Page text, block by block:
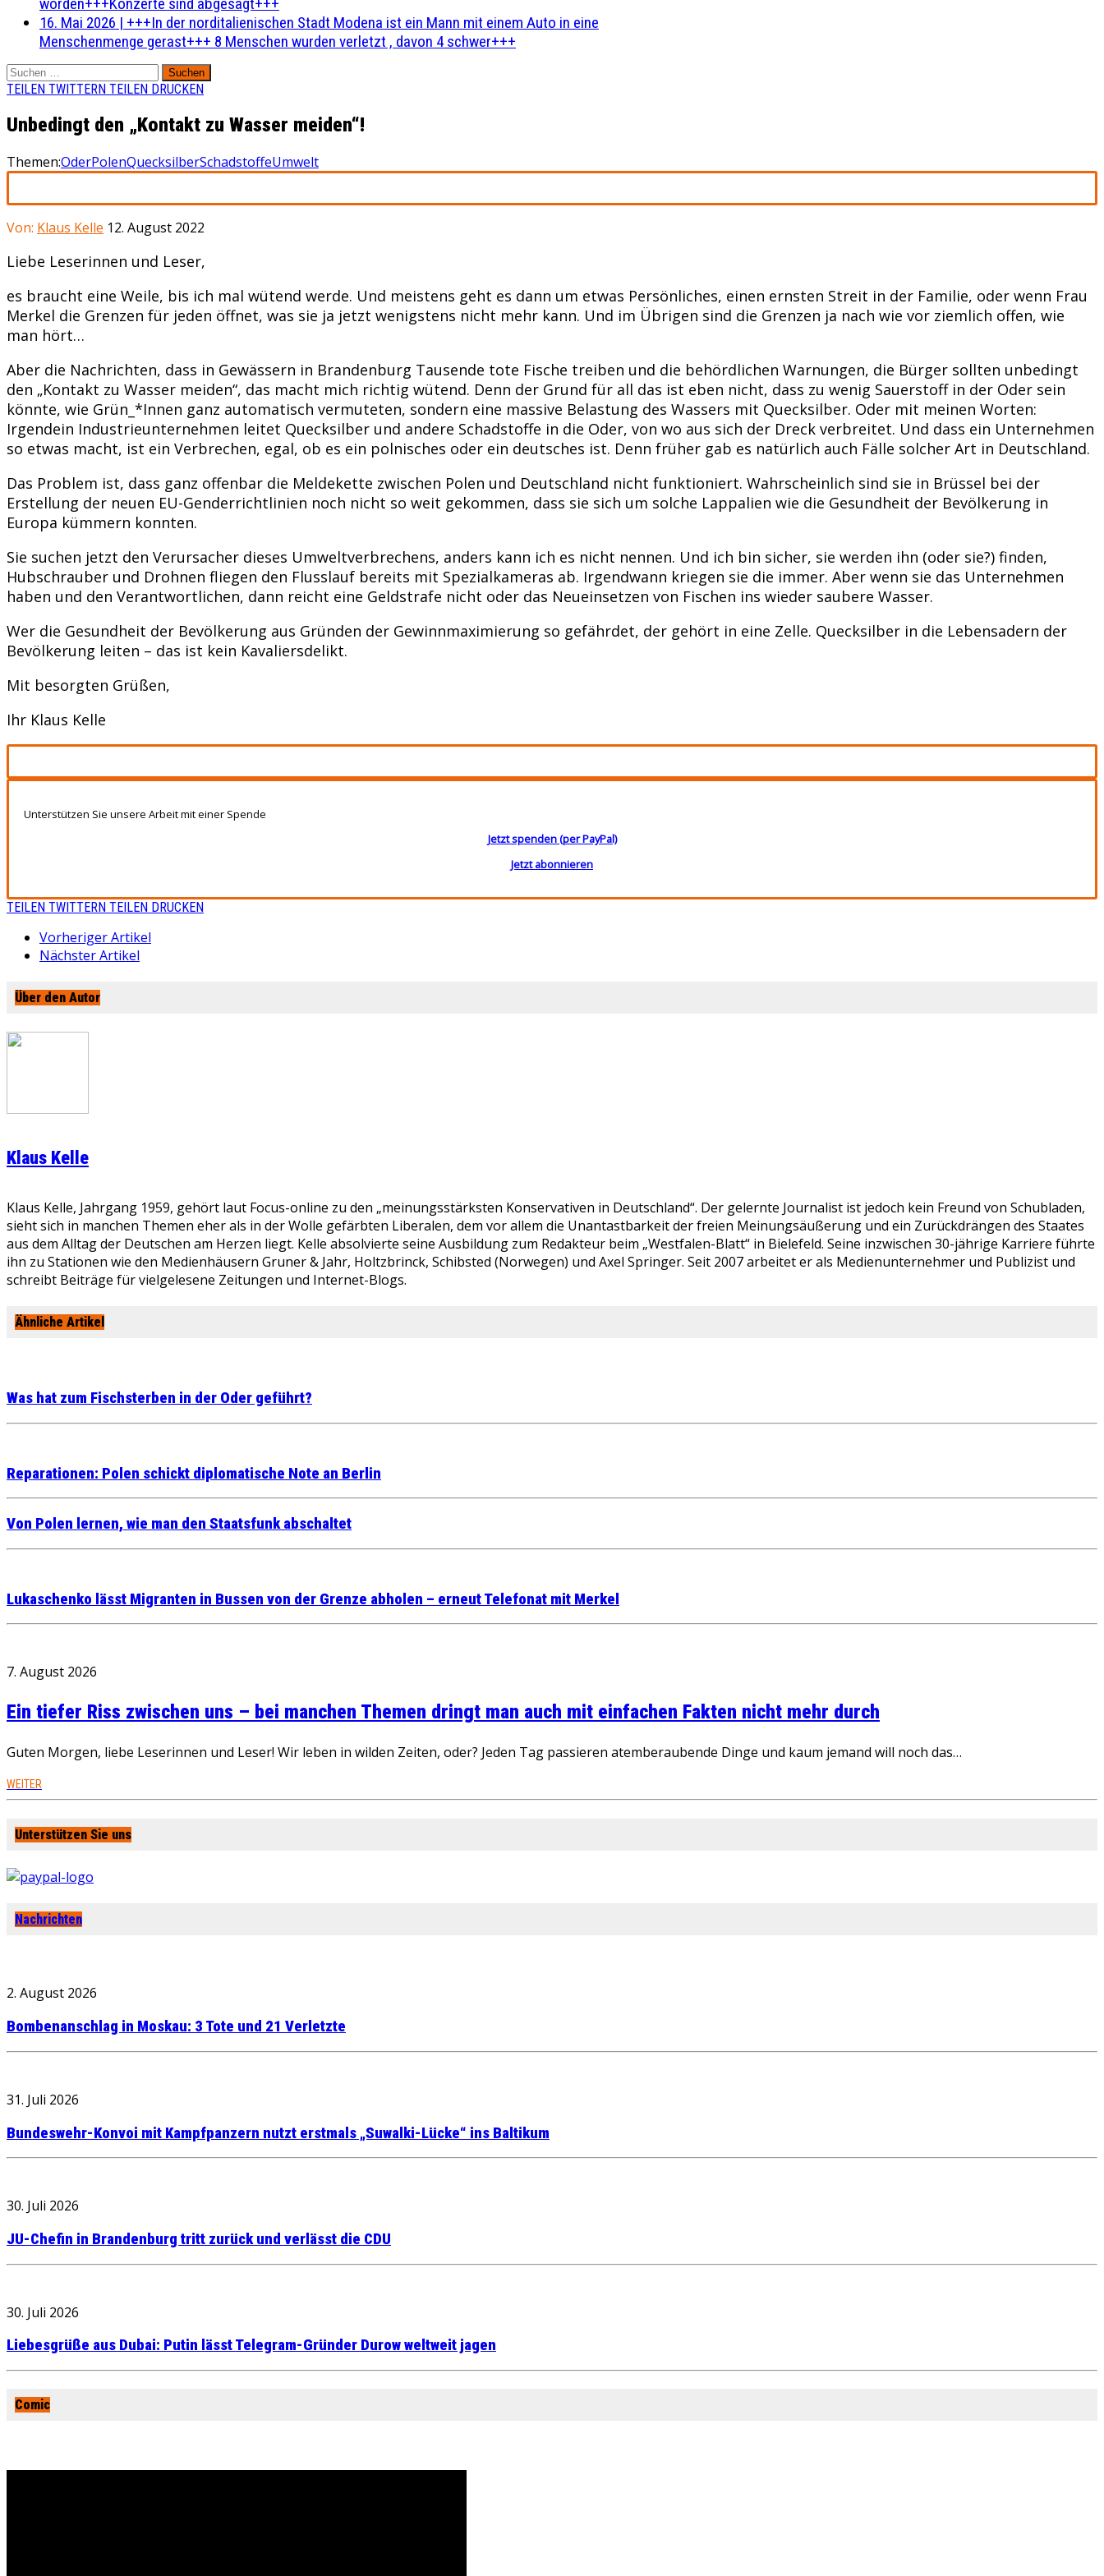
16. Mai 2026 | +++In der norditalienischen Stadt Modena ist ein Mann mit einem Auto in eine
Menschenmenge gerast+++ 8 Menschen wurden verletzt , davon 4 schwer+++
Suchen
nach:
TEILEN TWITTERN TEILEN DRUCKEN
Unbedingt den „Kontakt zu Wasser meiden“!
Themen:OderPolenQuecksilberSchadstoffeUmwelt
Von: Klaus Kelle 12. August 2022
Liebe Leserinnen und Leser,
es braucht eine Weile, bis ich mal wütend werde. Und meistens geht es dann um etwas Persönliches, einen ernsten Streit in der Familie, oder wenn Frau
Merkel die Grenzen für jeden öffnet, was sie ja jetzt wenigstens nicht mehr kann. Und im Übrigen sind die Grenzen ja nach wie vor ziemlich offen, wie
man hört…
Aber die Nachrichten, dass in Gewässern in Brandenburg Tausende tote Fische treiben und die behördlichen Warnungen, die Bürger sollten unbedingt
den „Kontakt zu Wasser meiden“, das macht mich richtig wütend. Denn der Grund für all das ist eben nicht, dass zu wenig Sauerstoff in der Oder sein
könnte, wie Grün_*Innen ganz automatisch vermuteten, sondern eine massive Belastung des Wassers mit Quecksilber. Oder mit meinen Worten:
Irgendein Industrieunternehmen leitet Quecksilber und andere Schadstoffe in die Oder, von wo aus sich der Dreck verbreitet. Und dass ein Unternehmen
so etwas macht, ist ein Verbrechen, egal, ob es ein polnisches oder ein deutsches ist. Denn früher gab es natürlich auch Fälle solcher Art in Deutschland.
Das Problem ist, dass ganz offenbar die Meldekette zwischen Polen und Deutschland nicht funktioniert. Wahrscheinlich sind sie in Brüssel bei der
Erstellung der neuen EU-Genderrichtlinien noch nicht so weit gekommen, dass sie sich um solche Lappalien wie die Gesundheit der Bevölkerung in
Europa kümmern konnten.
Sie suchen jetzt den Verursacher dieses Umweltverbrechens, anders kann ich es nicht nennen. Und ich bin sicher, sie werden ihn (oder sie?) finden,
Hubschrauber und Drohnen fliegen den Flusslauf bereits mit Spezialkameras ab. Irgendwann kriegen sie die immer. Aber wenn sie das Unternehmen
haben und den Verantwortlichen, dann reicht eine Geldstrafe nicht oder das Neueinsetzen von Fischen ins wieder saubere Wasser.
Wer die Gesundheit der Bevölkerung aus Gründen der Gewinnmaximierung so gefährdet, der gehört in eine Zelle. Quecksilber in die Lebensadern der
Bevölkerung leiten – das ist kein Kavaliersdelikt.
Mit besorgten Grüßen,
Ihr Klaus Kelle
Unterstützen Sie unsere Arbeit mit einer Spende
Jetzt spenden (per PayPal)
Jetzt abonnieren
TEILEN TWITTERN TEILEN DRUCKEN
Vorheriger Artikel
Nächster Artikel
Über den Autor
Klaus Kelle
Klaus Kelle, Jahrgang 1959, gehört laut Focus-online zu den „meinungsstärksten Konservativen in Deutschland“. Der gelernte Journalist ist jedoch kein Freund von Schubladen,
sieht sich in manchen Themen eher als in der Wolle gefärbten Liberalen, dem vor allem die Unantastbarkeit der freien Meinungsäußerung und ein Zurückdrängen des Staates
aus dem Alltag der Deutschen am Herzen liegt. Kelle absolvierte seine Ausbildung zum Redakteur beim „Westfalen-Blatt“ in Bielefeld. Seine inzwischen 30-jährige Karriere führte
ihn zu Stationen wie den Medienhäusern Gruner & Jahr, Holtzbrinck, Schibsted (Norwegen) und Axel Springer. Seit 2007 arbeitet er als Medienunternehmer und Publizist und
schreibt Beiträge für vielgelesene Zeitungen und Internet-Blogs.
Ähnliche Artikel
Was hat zum Fischsterben in der Oder geführt?
Reparationen: Polen schickt diplomatische Note an Berlin
Von Polen lernen, wie man den Staatsfunk abschaltet
Lukaschenko lässt Migranten in Bussen von der Grenze abholen – erneut Telefonat mit Merkel
7. August 2026
Ein tiefer Riss zwischen uns – bei manchen Themen dringt man auch mit einfachen Fakten nicht mehr durch
Guten Morgen, liebe Leserinnen und Leser! Wir leben in wilden Zeiten, oder? Jeden Tag passieren atemberaubende Dinge und kaum jemand will noch das…
WEITER
Unterstützen Sie uns
Nachrichten
2. August 2026
Bombenanschlag in Moskau: 3 Tote und 21 Verletzte
31. Juli 2026
Bundeswehr-Konvoi mit Kampfpanzern nutzt erstmals „Suwalki-Lücke“ ins Baltikum
30. Juli 2026
JU-Chefin in Brandenburg tritt zurück und verlässt die CDU
30. Juli 2026
Liebesgrüße aus Dubai: Putin lässt Telegram-Gründer Durow weltweit jagen
Comic